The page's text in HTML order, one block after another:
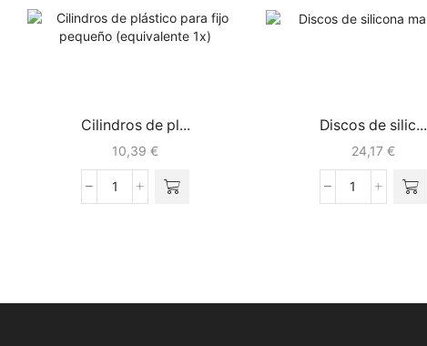
Cilindros de pl...
10,39€
Discos de silic...
24,17€